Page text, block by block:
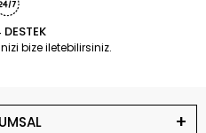
bize iletebilirsiniz.